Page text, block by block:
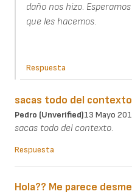
daño nos hizo.
que les hacemos.
Respuesta
sacas todo del
Pedro (unverified)13 Mayo
sacas todo del contexto.
Respuesta
Hola?? Me parece